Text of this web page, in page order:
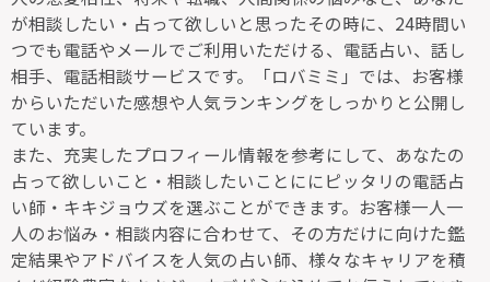
が相談したい・占って欲しいと思ったその時に、24時間い
つでも電話やメールでご利用いただける、電話占い、話し
相手、電話相談サービスです。「ロバミミ」では、お客様
からいただいた感想や人気ランキングをしっかりと公開し
ています。
また、充実したプロフィール情報を参考にして、あなたの
占って欲しいこと・相談したいことににピッタリの電話占
い師・キキジョウズを選ぶことができます。お客様一人一
人のお悩み・相談内容に合わせて、その方だけに向けた鑑
定結果やアドバイスを人気の占い師、様々なキャリアを積